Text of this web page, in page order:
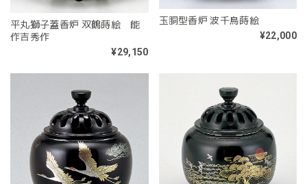
平丸獅子蓋香炉 双鶴蒔絵 能
作吉秀作
¥29,150
玉胴型香炉 波千鳥蒔絵
¥22,000